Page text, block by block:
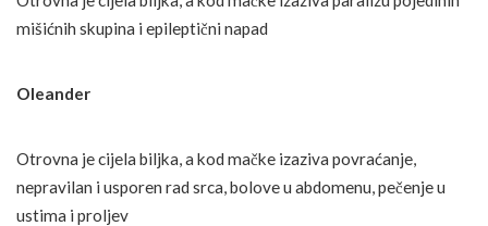
mišićnih skupina i epileptični napad
Oleander
Otrovna je cijela biljka, a kod mačke izaziva povraćanje,
nepravilan i usporen rad srca, bolove u abdomenu, pečenje u
ustima i proljev